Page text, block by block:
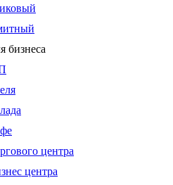
бизнеса
центра
центра